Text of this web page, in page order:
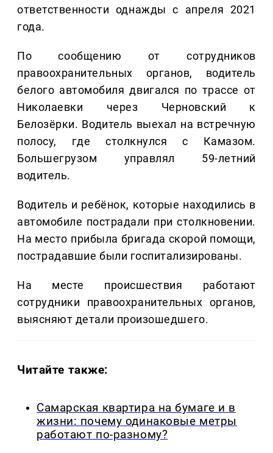
ответственности однажды с апреля 2021
года.
По сообщению от сотрудников
правоохранительных органов, водитель
белого автомобиля двигался по трассе от
Николаевки через Черновский к
Белозёрки. Водитель выехал на встречную
полосу, где столкнулся с Камазом.
Большегрузом управлял 59-летний
водитель.
Водитель и ребёнок, которые находились в
автомобиле пострадали при столкновении.
На место прибыла бригада скорой помощи,
пострадавшие были госпитализированы.
На месте происшествия работают
сотрудники правоохранительных органов,
выясняют детали произошедшего.
Читайте также:
Самарская квартира на бумаге и в
жизни: почему одинаковые метры
работают по-разному?